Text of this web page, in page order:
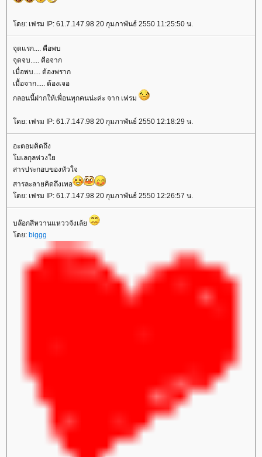
โดย: เฟรม IP: 61.7.147.98 20 กุมภาพันธ์ 2550 11:25:50 น.
จุดแรก.... คือพบ
จุดจบ..... คือจาก
เมื่อพบ.... ต้องพราก
เมื้อจาก..... ต้องเจอ
กลอนนี้ฝากให้เพื่อนทุกคนน่ะค่ะ จาก เฟรม
โดย: เฟรม IP: 61.7.147.98 20 กุมภาพันธ์ 2550 12:18:29 น.
อะตอมคิดถึง
โมเลกุลห่วงใย
สารประกอบของหัวใจ
สารละลายคิดถึงเทอ
โดย: เฟรม IP: 61.7.147.98 20 กุมภาพันธ์ 2550 12:26:57 น.
บล๊อกสีหวานแหววจังเล้ย
โดย: biggg